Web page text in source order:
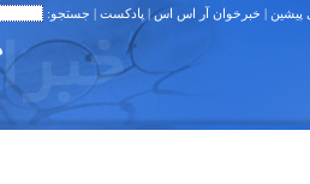
پیشین | خبرخوان آر اس اس| پادکست | جستجو: